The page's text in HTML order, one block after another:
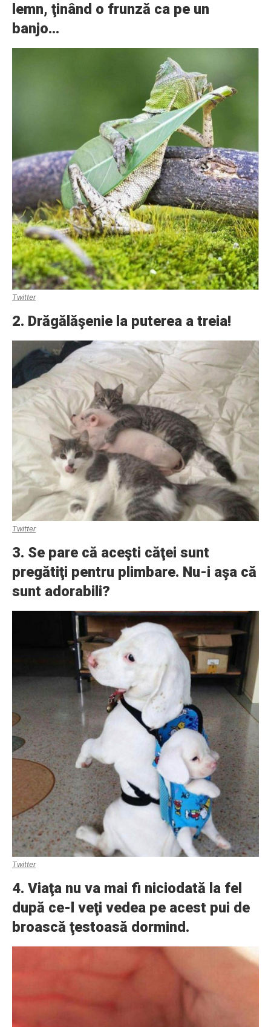
lemn, ţinând o frunză ca pe un
banjo…
Twitter
2. Drăgălăşenie la puterea a treia!
Twitter
3. Se pare că aceşti căţei sunt
pregătiţi pentru plimbare. Nu-i aşa că
sunt adorabili?
Twitter
4. Viaţa nu va mai fi niciodată la fel
după ce-l veţi vedea pe acest pui de
broască ţestoasă dormind.